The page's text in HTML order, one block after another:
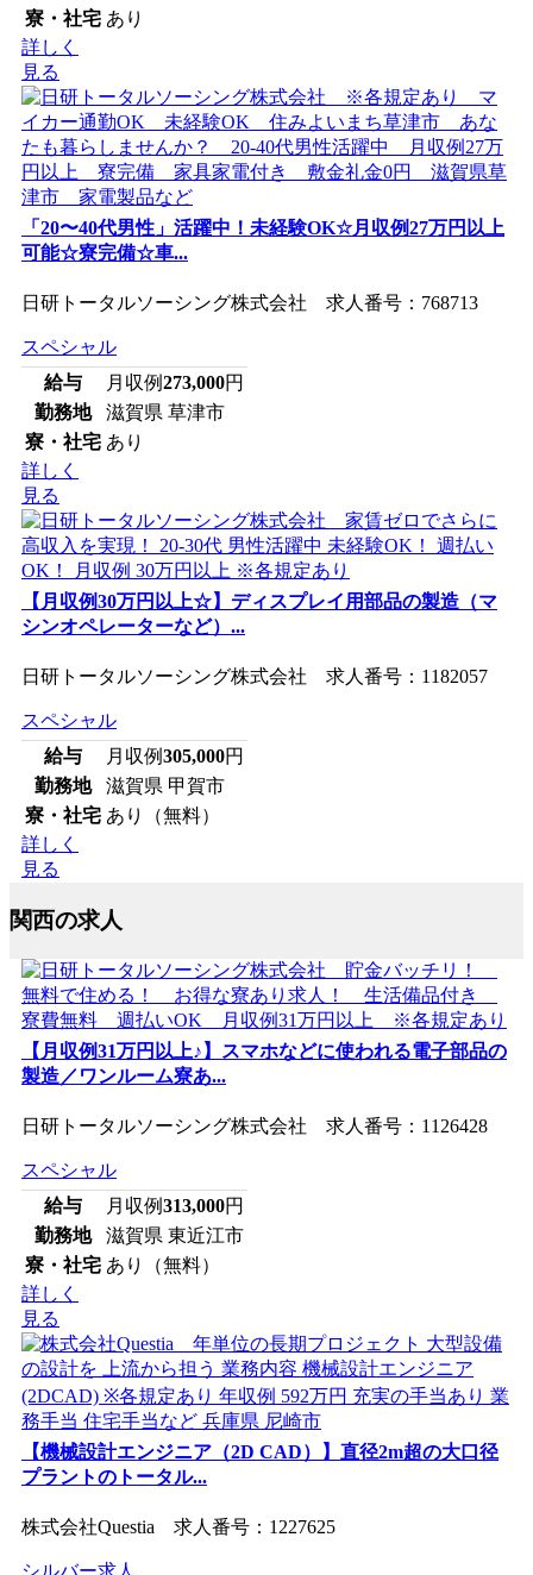
寮・社宅 あり
詳しく
見る
「20〜40代男性」活躍中！未経験OK☆月収例27万円以上
可能☆寮完備☆車...
日研トータルソーシング株式会社 求人番号：768713
スペシャル
給与
月収例273,000円
勤務地
滋賀県 草津市
寮・社宅 あり
詳しく
見る
【月収例30万円以上☆】ディスプレイ用部品の製造（マ
シンオペレーターなど）...
日研トータルソーシング株式会社 求人番号：1182057
スペシャル
給与
月収例305,000円
勤務地
滋賀県 甲賀市
寮・社宅 あり（無料）
詳しく
見る
関西の求人
【月収例31万円以上♪】スマホなどに使われる電子部品の
製造／ワンルーム寮あ...
日研トータルソーシング株式会社 求人番号：1126428
スペシャル
給与
月収例313,000円
勤務地
滋賀県 東近江市
寮・社宅 あり（無料）
詳しく
見る
【機械設計エンジニア（2D CAD）】直径2m超の大口径
プラントのトータル...
株式会社Questia 求人番号：1227625